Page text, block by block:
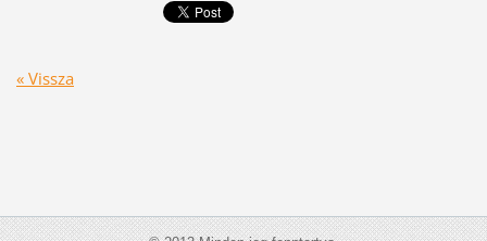
« Vissza